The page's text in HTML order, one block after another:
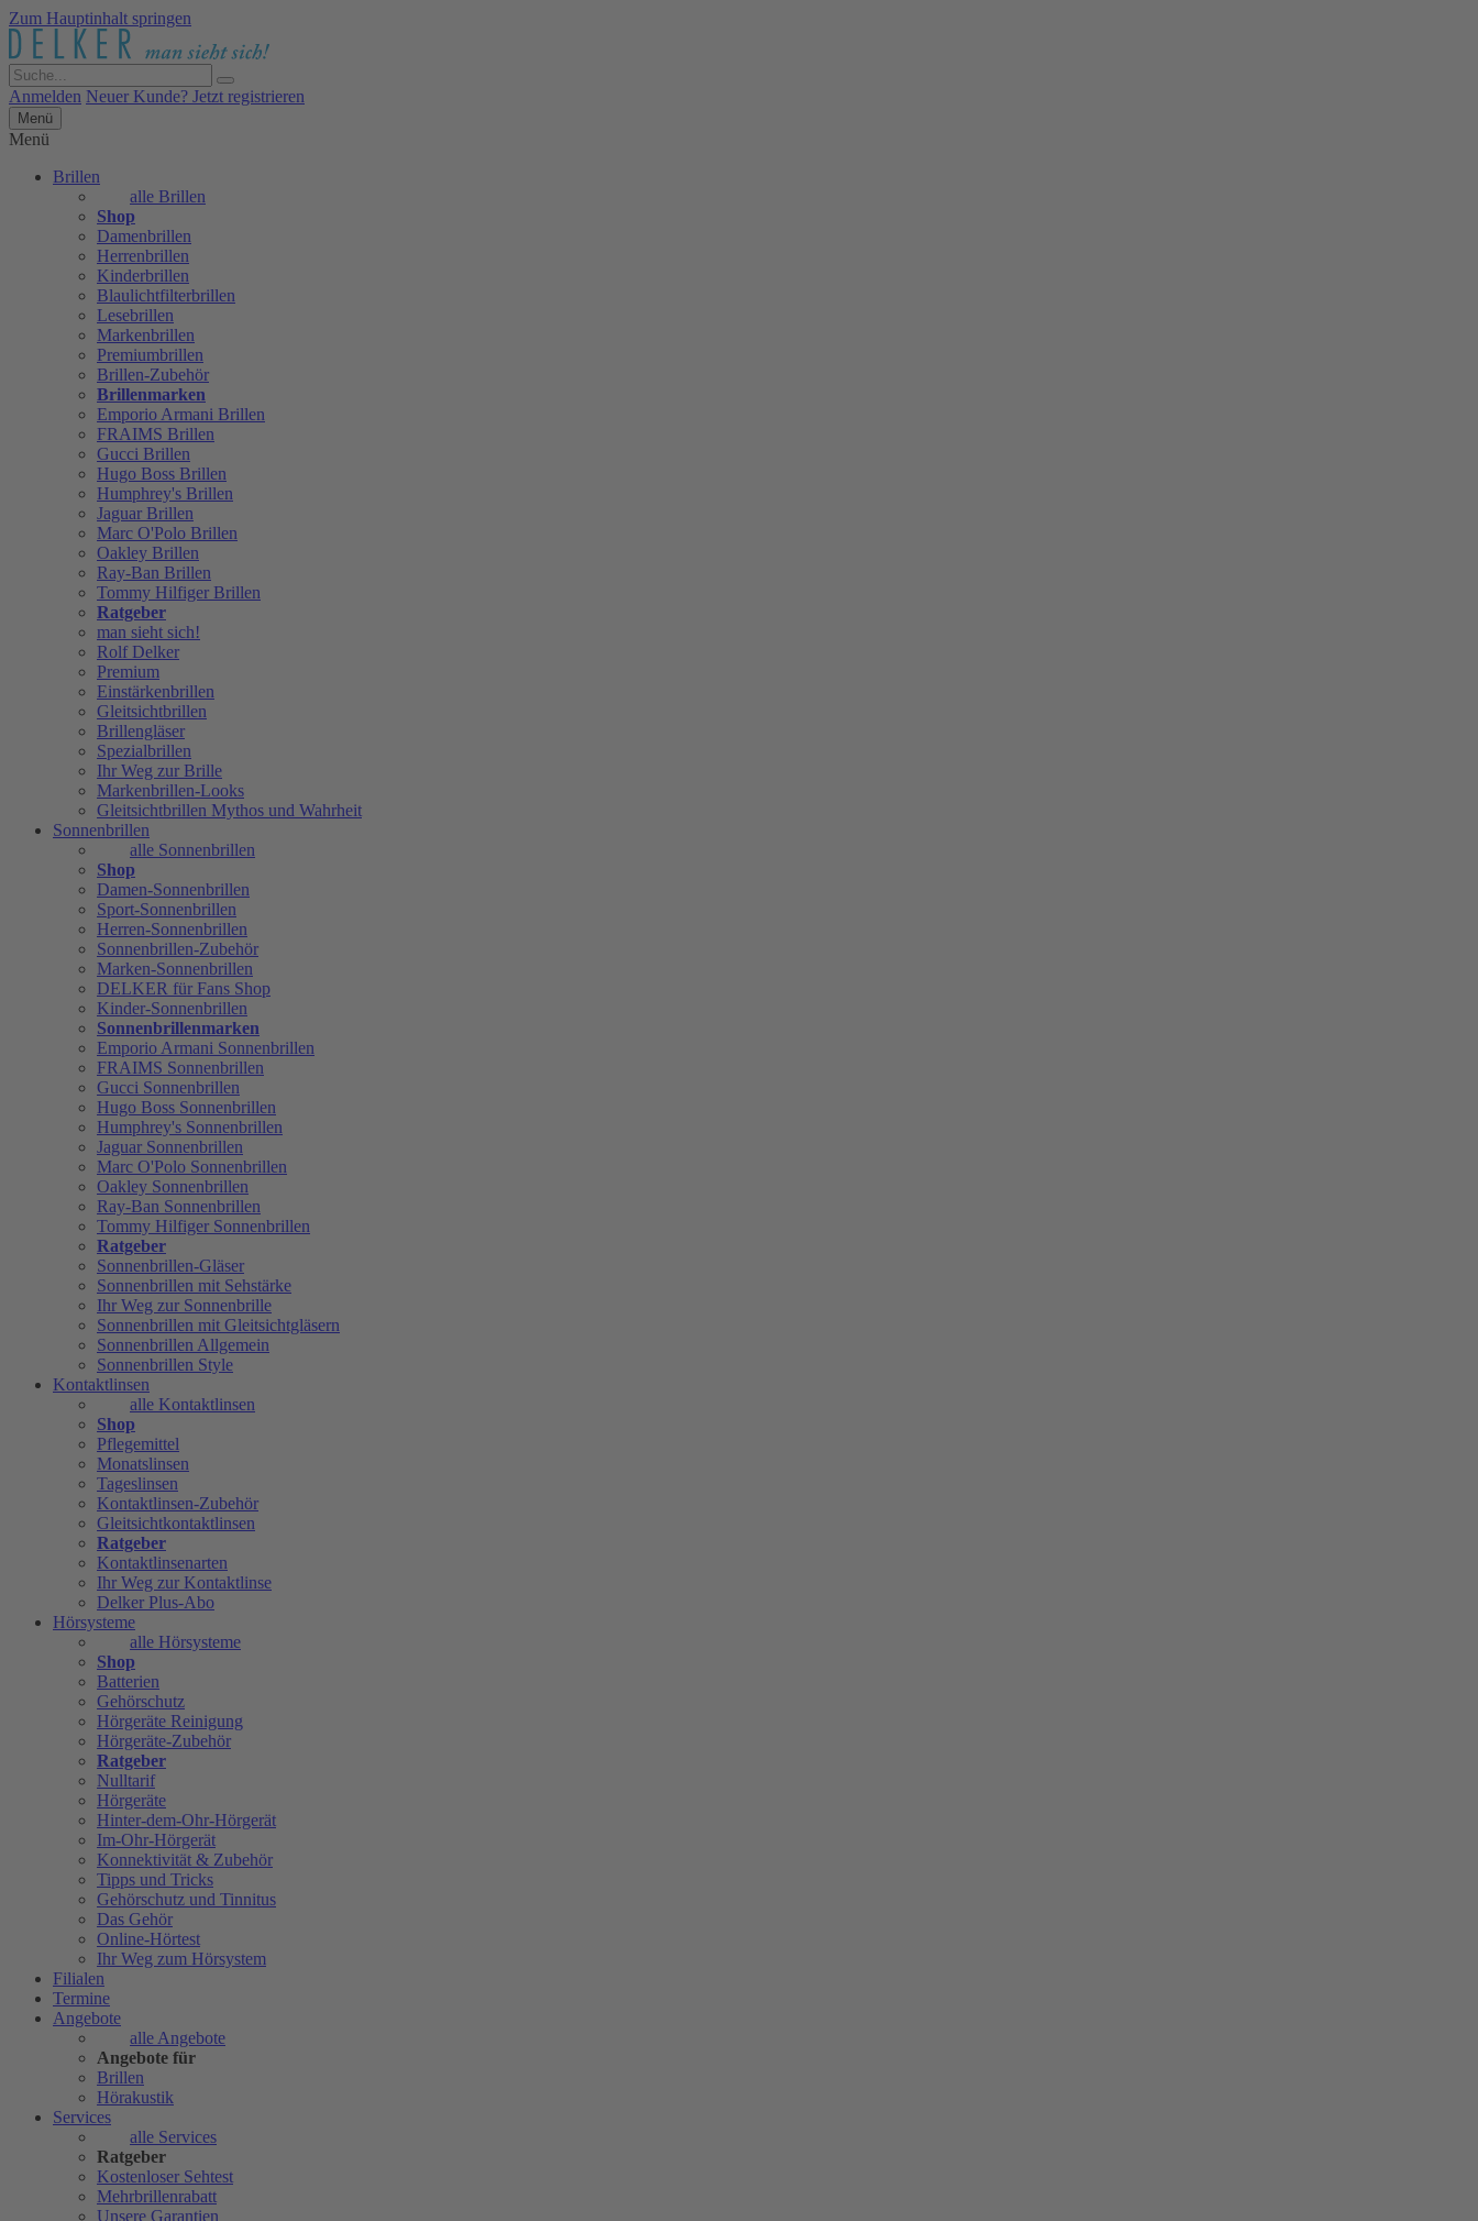
Zum Hauptinhalt springen
Anmelden Neuer Kunde? Jetzt registrieren
Menü
Menü
Brillen
alle Brillen
Shop
Damenbrillen
Herrenbrillen
Kinderbrillen
Blaulichtfilterbrillen
Lesebrillen
Markenbrillen
Premiumbrillen
Brillen-Zubehör
Brillenmarken
Emporio Armani Brillen
FRAIMS Brillen
Gucci Brillen
Hugo Boss Brillen
Humphrey's Brillen
Jaguar Brillen
Marc O'Polo Brillen
Oakley Brillen
Ray-Ban Brillen
Tommy Hilfiger Brillen
Ratgeber
man sieht sich!
Rolf Delker
Premium
Einstärkenbrillen
Gleitsichtbrillen
Brillengläser
Spezialbrillen
Ihr Weg zur Brille
Markenbrillen-Looks
Gleitsichtbrillen Mythos und Wahrheit
Sonnenbrillen
alle Sonnenbrillen
Shop
Damen-Sonnenbrillen
Sport-Sonnenbrillen
Herren-Sonnenbrillen
Sonnenbrillen-Zubehör
Marken-Sonnenbrillen
DELKER für Fans Shop
Kinder-Sonnenbrillen
Sonnenbrillenmarken
Emporio Armani Sonnenbrillen
FRAIMS Sonnenbrillen
Gucci Sonnenbrillen
Hugo Boss Sonnenbrillen
Humphrey's Sonnenbrillen
Jaguar Sonnenbrillen
Marc O'Polo Sonnenbrillen
Oakley Sonnenbrillen
Ray-Ban Sonnenbrillen
Tommy Hilfiger Sonnenbrillen
Ratgeber
Sonnenbrillen-Gläser
Sonnenbrillen mit Sehstärke
Ihr Weg zur Sonnenbrille
Sonnenbrillen mit Gleitsichtgläsern
Sonnenbrillen Allgemein
Sonnenbrillen Style
Kontaktlinsen
alle Kontaktlinsen
Shop
Pflegemittel
Monatslinsen
Tageslinsen
Kontaktlinsen-Zubehör
Gleitsichtkontaktlinsen
Ratgeber
Kontaktlinsenarten
Ihr Weg zur Kontaktlinse
Delker Plus-Abo
Hörsysteme
alle Hörsysteme
Shop
Batterien
Gehörschutz
Hörgeräte Reinigung
Hörgeräte-Zubehör
Ratgeber
Nulltarif
Hörgeräte
Hinter-dem-Ohr-Hörgerät
Im-Ohr-Hörgerät
Konnektivität & Zubehör
Tipps und Tricks
Gehörschutz und Tinnitus
Das Gehör
Online-Hörtest
Ihr Weg zum Hörsystem
Filialen
Termine
Angebote
alle Angebote
Angebote für
Brillen
Hörakustik
Services
alle Services
Ratgeber
Kostenloser Sehtest
Mehrbrillenrabatt
Unsere Garantien